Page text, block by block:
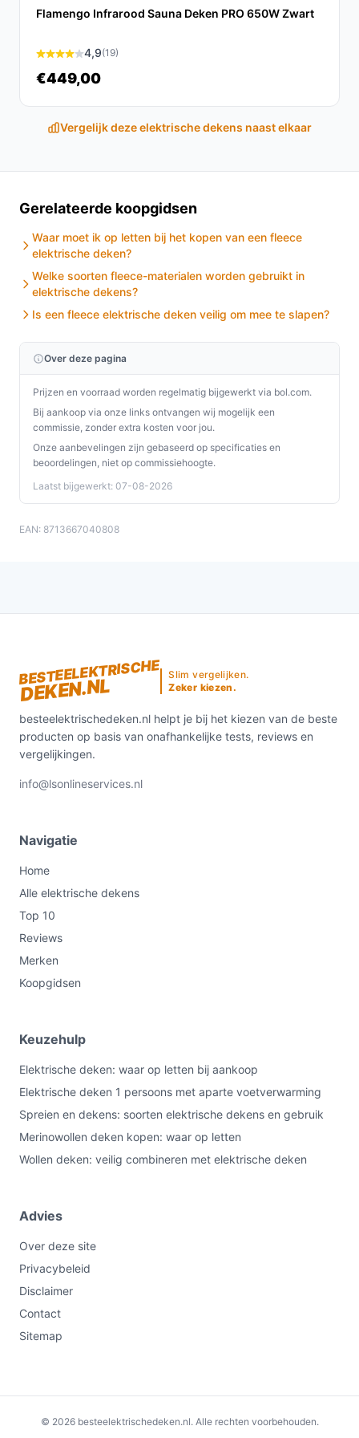
Conclusie
Samenvattend biedt de Mesa Living elektrische deken
een ideale combinatie van comfort, functionaliteit en
veiligheid. Perfect voor iedereen die extra warmte zoekt
zonder in te boeten op gebruiksgemak.Ontdek alle
specificaties en vergelijk prijzen op
past bij jouw behoeften!
Flamengo Infrarood Sauna Deken PRO 650W Zwart
4,9(19)
€449,00
Vergelijk deze elektrische dekens naast elkaar
Gerelateerde koopgidsen
Waar moet ik op letten bij het kopen van een fleece
elektrische deken?
Welke soorten fleece-materialen worden gebruikt in
elektrische dekens?
Is een fleece elektrische deken veilig om mee te slapen?
Over deze pagina
Prijzen en voorraad worden regelmatig bijgewerkt via bol.com.
Bij aankoop via onze links ontvangen wij mogelijk een
commissie, zonder extra kosten voor jou.
Onze aanbevelingen zijn gebaseerd op specificaties en
beoordelingen, niet op commissiehoogte.
Laatst bijgewerkt: 07-08-2026
EAN: 8713667040808
€54,99 Bekijk op bol.com
BESTEELEKTRISCHE
DEKEN.NL
Slim vergelijken.
Zeker kiezen.
besteelektrischedeken.nl helpt je bij het kiezen van de beste
producten op basis van onafhankelijke tests, reviews en
vergelijkingen.
info@lsonlineservices.nl
Navigatie
Home
Alle elektrische dekens
Top 10
Reviews
Merken
Koopgidsen
Keuzehulp
Elektrische deken: waar op letten bij aankoop
Elektrische deken 1 persoons met aparte voetverwarming
Spreien en dekens: soorten elektrische dekens en gebruik
Merinowollen deken kopen: waar op letten
Wollen deken: veilig combineren met elektrische deken
Advies
Over deze site
Privacybeleid
Disclaimer
Contact
Sitemap
© 2026 besteelektrischedeken.nl. Alle rechten voorbehouden.